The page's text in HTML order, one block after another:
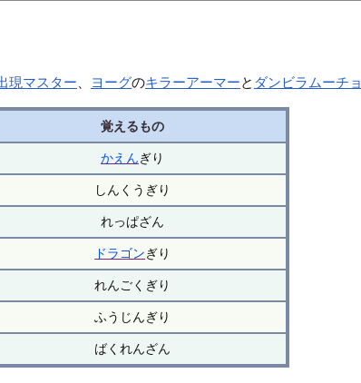
現マスター ヨーグのキラーアーマーと ダンビラムーチョ
覚えるもの
かえんぎり
しんくうぎり
れっぱざん
ドラゴンぎり
れんごくぎり
ふうじんぎり
ばくれんざん